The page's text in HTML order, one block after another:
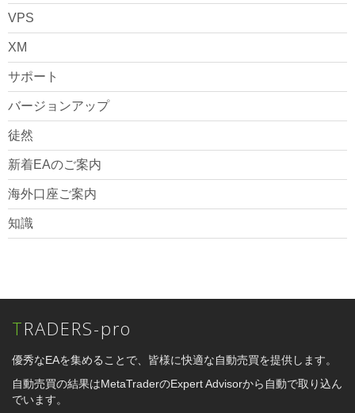
VPS
XM
サポート
バージョンアップ
徒然
新着EAのご案内
海外口座ご案内
知識
TRADERS-pro
優秀なEAを集めることで、皆様に快適な自動売買を提供します。
自動売買の結果はMetaTraderのExpert Advisorから自動で取り込ん
でいます。